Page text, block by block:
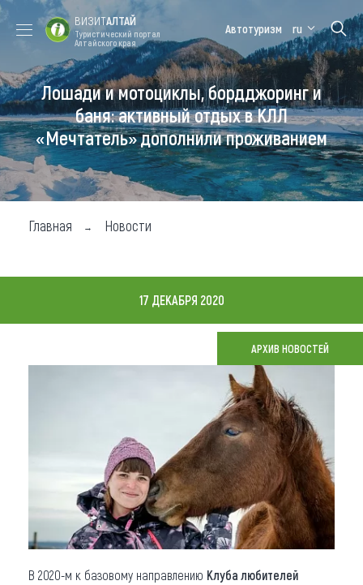
Форум VISIT
ALTAI
Цветение
маральника
Медицинский
форум
Алтайская
зимовка
Туры
Где побывать
Чем заняться
Карта
Коллекция впечатлений
Другие рубрики
ВИЗИТАЛТАЙ
Туристический портал
Алтайского края
Автотуризм ru
Лошади и мотоциклы, бордджоринг и
баня: активный отдых в КЛЛ
«Мечтатель» дополнили проживанием
Главная Новости
17 ДЕКАБРЯ 2020
АРХИВ НОВОСТЕЙ
В 2020-м к базовому направлению Клуба любителей